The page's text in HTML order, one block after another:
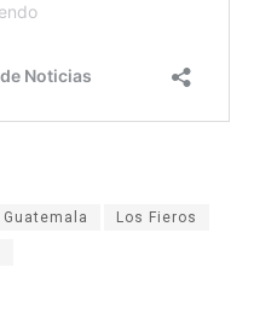
Guatemala Los Fieros